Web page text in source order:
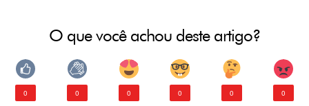
O que você achou deste artigo?
0 0 0 0 0 0